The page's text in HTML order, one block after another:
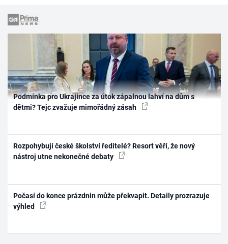
Podmínka pro Ukrajince za útok zápalnou lahví na dům s
dětmi? Tejc zvažuje mimořádný zásah
Rozpohybují české školství ředitelé? Resort věří, že nový
nástroj utne nekonečné debaty
Počasí do konce prázdnin může překvapit. Detaily prozrazuje
výhled